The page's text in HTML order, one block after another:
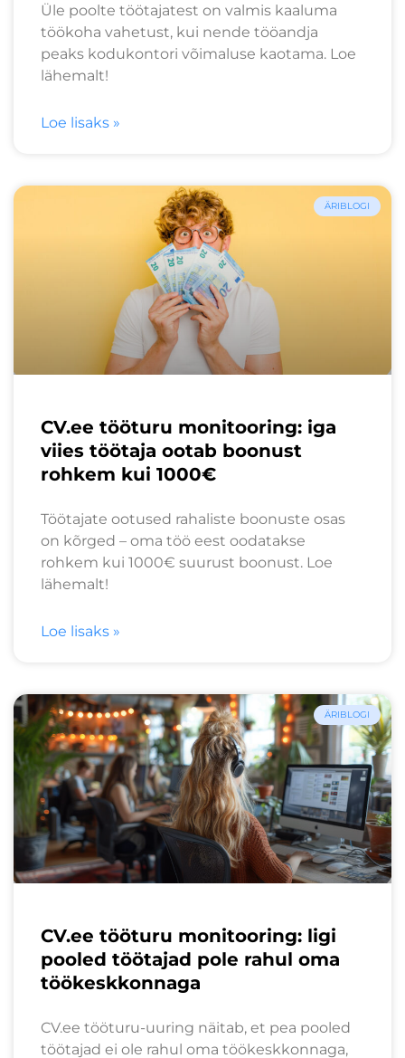
Üle poolte töötajatest on valmis kaaluma
töökoha vahetust, kui nende tööandja
peaks kodukontori võimaluse kaotama. Loe
lähemalt!
Loe lisaks »
ÄRIBLOGI
CV.ee tööturu monitooring: iga
viies töötaja ootab boonust
rohkem kui 1000€
Töötajate ootused rahaliste boonuste osas
on kõrged – oma töö eest oodatakse
rohkem kui 1000€ suurust boonust. Loe
lähemalt!
Loe lisaks »
ÄRIBLOGI
CV.ee tööturu monitooring: ligi
pooled töötajad pole rahul oma
töökeskkonnaga
CV.ee tööturu-uuring näitab, et pea pooled
töötajad ei ole rahul oma töökeskkonnaga,